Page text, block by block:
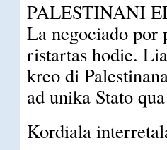
PALESTINANI
La negociado por
ristartas hodie.
kreo di
ad unika Stato
Kordiala